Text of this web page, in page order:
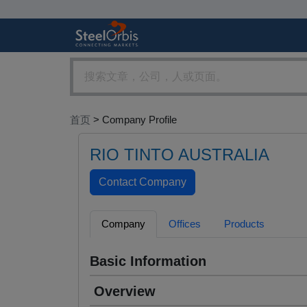
首页 > Company Profile
RIO TINTO AUSTRALIA
Company Offices Products
Basic Information
Overview